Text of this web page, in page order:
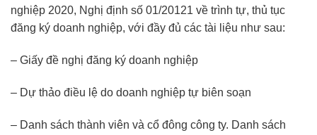
nghiệp 2020, Nghị định số 01/20121 về trình tự, thủ tục
đăng ký doanh nghiệp, với đầy đủ các tài liệu như sau:
– Giấy đề nghị đăng ký doanh nghiệp
– Dự thảo điều lệ do doanh nghiệp tự biên soạn
– Danh sách thành viên và cổ đông công ty. Danh sách